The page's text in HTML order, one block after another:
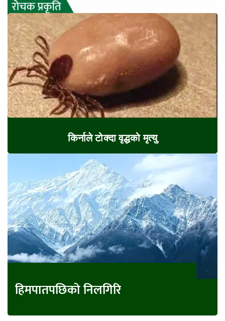
किर्नाले टोक्दा वृद्धको मृत्यु
हिमपातपछिको निलगिरि